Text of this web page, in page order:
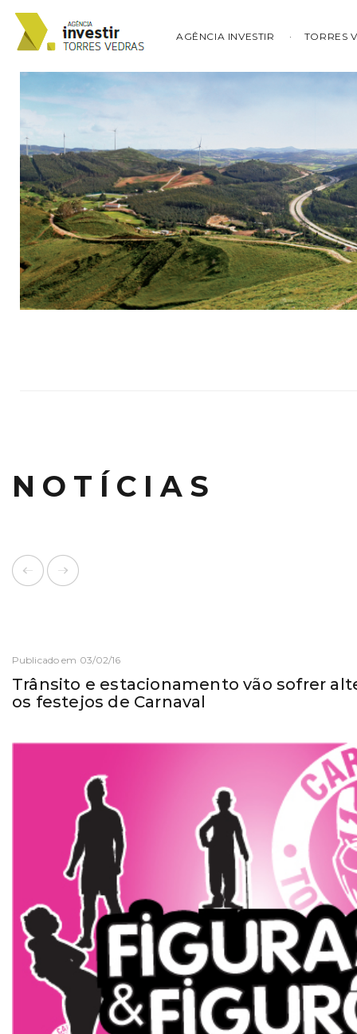
AGÊNCIA INVESTIR TORRES
NOTÍCIAS
Publicado em 03/02/16
Trânsito e estacionamento vão sofrer
os festejos de Carnaval